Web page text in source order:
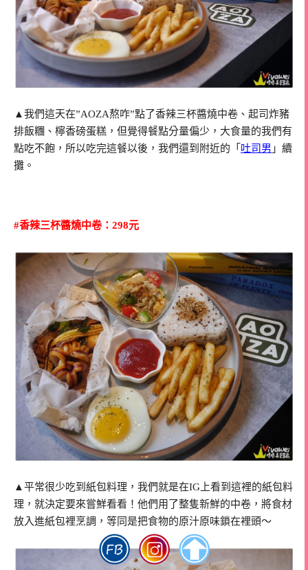
▲我們這天在”AOZA熬咋”點了香辣三杯醬燒中卷、起司炸豬
排飯糰、檸香磅蛋糕，但覺得餐點分量偏少，大食量的我們有
點吃不飽，所以吃完這餐以後，我們還到附近的「 吐司男 」續
攤。
#香辣三杯醬燒中卷：298元
▲平常很少吃到紙包料理，我們就是在IG上看到這裡的紙包料
理，就決定要來嘗鮮看看！他們用了整隻新鮮的中卷，將食材
放入進紙包裡烹調，等同是把食物的原汁原味鎖在裡頭～